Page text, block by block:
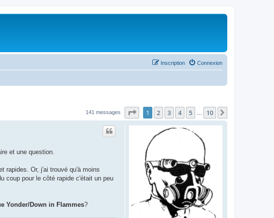
Connexion
Inscription
141 messages Page sur10
1 2 3 4 5 10
et une question.
rapides. Or, j'ai trouvé qu'à moins
coup pour le côté rapide c'était un peu
Yonder/Down in Flammes?